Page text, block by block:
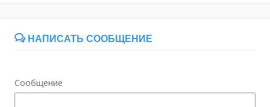
НАПИСАТЬ СООБЩЕНИЕ
Сообщение